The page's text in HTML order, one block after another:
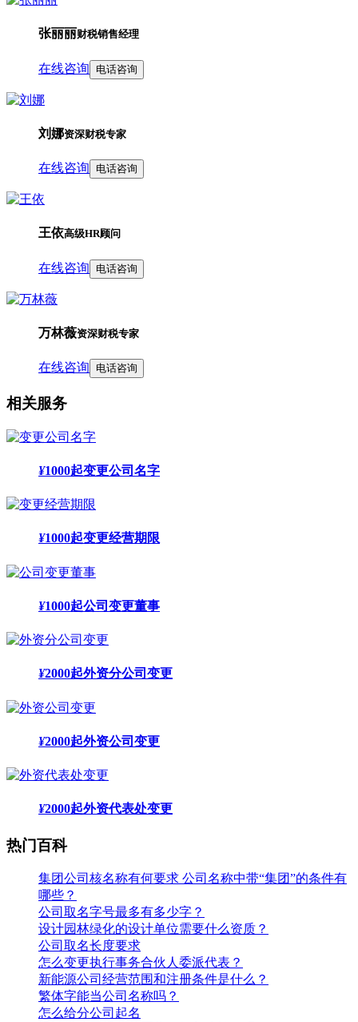
张丽丽财税销售经理
在线咨询 电话咨询
刘娜资深财税专家
在线咨询 电话咨询
王依高级HR顾问
在线咨询 电话咨询
万林薇资深财税专家
在线咨询 电话咨询
相关服务
¥1000起变更公司名字
¥1000起变更经营期限
¥1000起公司变更董事
¥2000起外资分公司变更
¥2000起外资公司变更
¥2000起外资代表处变更
热门百科
集团公司核名称有何要求 公司名称中带“集团”的条件有
哪些？
公司取名字号最多有多少字？
设计园林绿化的设计单位需要什么资质？
公司取名长度要求
怎么变更执行事务合伙人委派代表？
新能源公司经营范围和注册条件是什么？
繁体字能当公司名称吗？
怎么给分公司起名